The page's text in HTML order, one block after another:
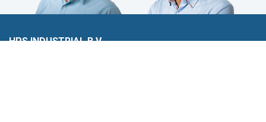
HPS INDUSTRIAL B.V.